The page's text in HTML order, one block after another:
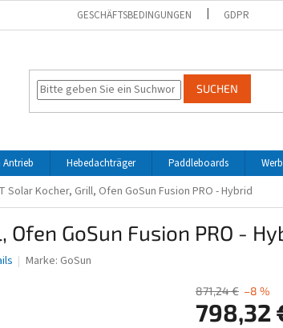
GESCHÄFTSBEDINGUNGEN GDPR
SUCHEN
Hebedachträger Paddleboards
Solar Kocher, Grill, Ofen GoSun Fusion PRO - Hybrid
Ofen GoSun Fusion PRO -
Marke: GoSun
871,24 € –8 %
798,32